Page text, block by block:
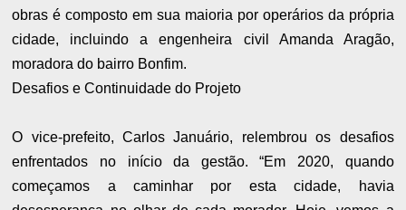
obras é composto em sua maioria por operários da própria
cidade, incluindo a engenheira civil Amanda Aragão,
moradora do bairro Bonfim.
Desafios e Continuidade do Projeto
O vice-prefeito, Carlos Januário, relembrou os desafios
enfrentados no início da gestão. “Em 2020, quando
começamos a caminhar por esta cidade, havia